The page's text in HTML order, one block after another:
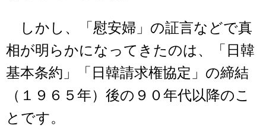
しかし、「慰安婦」の証言などで真
相が明らかになってきたのは、「日韓
基本条約」「日韓請求権協定」の締結
（１９６５年）後の９０年代以降のこ
とです。